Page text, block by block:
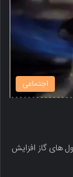
اجتماعی
های گاز افزایش